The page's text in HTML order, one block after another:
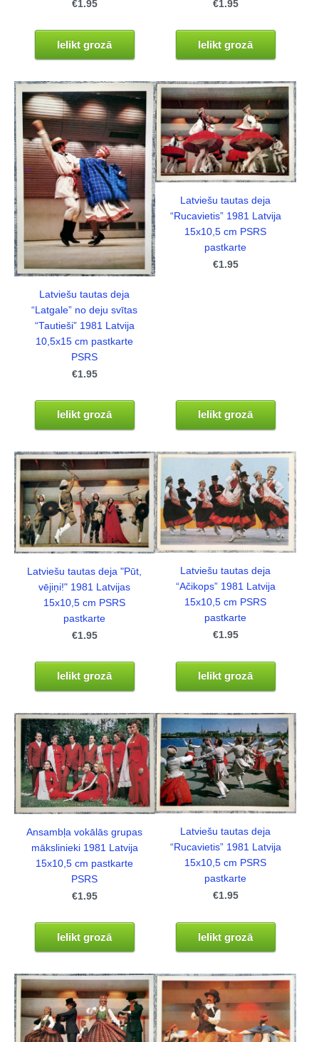
€1.95
Ielikt grozā
€1.95
Ielikt grozā
Latviešu tautas deja
“Latgale” no deju svītas
“Tautieši” 1981 Latvija
10,5x15 cm pastkarte
PSRS
€1.95
Ielikt grozā
Latviešu tautas deja
“Rucavietis” 1981 Latvija
15x10,5 cm PSRS
pastkarte
€1.95
Ielikt grozā
Latviešu tautas deja "Pūt,
vējiņi!" 1981 Latvijas
15x10,5 cm PSRS
pastkarte
€1.95
Ielikt grozā
Latviešu tautas deja
“Ačikops” 1981 Latvija
15x10,5 cm PSRS
pastkarte
€1.95
Ielikt grozā
Ansambļa vokālās grupas
mākslinieki 1981 Latvija
15x10,5 cm pastkarte
PSRS
€1.95
Ielikt grozā
Latviešu tautas deja
“Rucavietis” 1981 Latvija
15x10,5 cm PSRS
pastkarte
€1.95
Ielikt grozā